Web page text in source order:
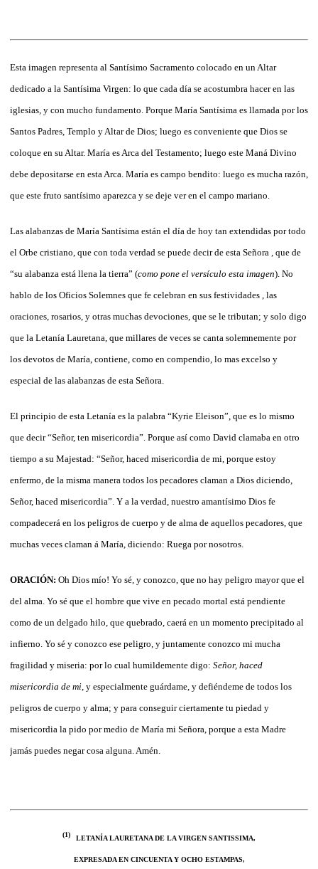
Esta imagen representa al Santísimo Sacramento colocado en un Altar
dedicado a la Santísima Virgen: lo que cada día se acostumbra hacer en las
iglesias, y con mucho fundamento. Porque María Santísima es llamada por los
Santos Padres, Templo y Altar de Dios; luego es conveniente que Dios se
coloque en su Altar. María es Arca del Testamento; luego este Maná Divino
debe depositarse en esta Arca. María es campo bendito: luego es mucha razón,
que este fruto santísimo aparezca y se deje ver en el campo mariano.
Las alabanzas de María Santísima están el día de hoy tan extendidas por todo
el Orbe cristiano, que con toda verdad se puede decir de esta Señora , que de
“su alabanza está llena la tierra” (como pone el versículo esta imagen). No
hablo de los Oficios Solemnes que fe celebran en sus festividades , las
oraciones, rosarios, y otras muchas devociones, que se le tributan; y solo digo
que la Letanía Lauretana, que millares de veces se canta solemnemente por
los devotos de María, contiene, como en compendio, lo mas excelso y
especial de las alabanzas de esta Señora.
El principio de esta Letanía es la palabra “Kyrie Eleison”, que es lo mismo
que decir “Señor, ten misericordia”. Porque así como David clamaba en otro
tiempo a su Majestad: “Señor, haced misericordia de mi, porque estoy
enfermo, de la misma manera todos los pecadores claman a Dios diciendo,
Señor, haced misericordia”. Y a la verdad, nuestro amantísimo Dios fe
compadecerá en los peligros de cuerpo y de alma de aquellos pecadores, que
muchas veces claman á María, diciendo: Ruega por nosotros.
ORACIÓN: Oh Dios mío! Yo sé, y conozco, que no hay peligro mayor que el
del alma. Yo sé que el hombre que vive en pecado mortal está pendiente
como de un delgado hilo, que quebrado, caerá en un momento precipitado al
infierno. Yo sé y conozco ese peligro, y juntamente conozco mi mucha
fragilidad y miseria: por lo cual humildemente digo: Señor, haced
misericordia de mi , y especialmente guárdame, y defiéndeme de todos los
peligros de cuerpo y alma; y para conseguir ciertamente tu piedad y
misericordia la pido por medio de María mi Señora, porque a esta Madre
jamás puedes negar cosa alguna. Amén.
(1) LETANÍA LAURETANA DE LA VIRGEN SANTISSIMA,
EXPRESADA EN CINCUENTA Y OCHO ESTAMPAS,